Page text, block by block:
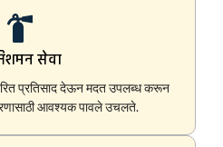
सेवा
प्रतिसाद देऊन मदत उपलब्ध करून
आवश्यक पावले उचलते.